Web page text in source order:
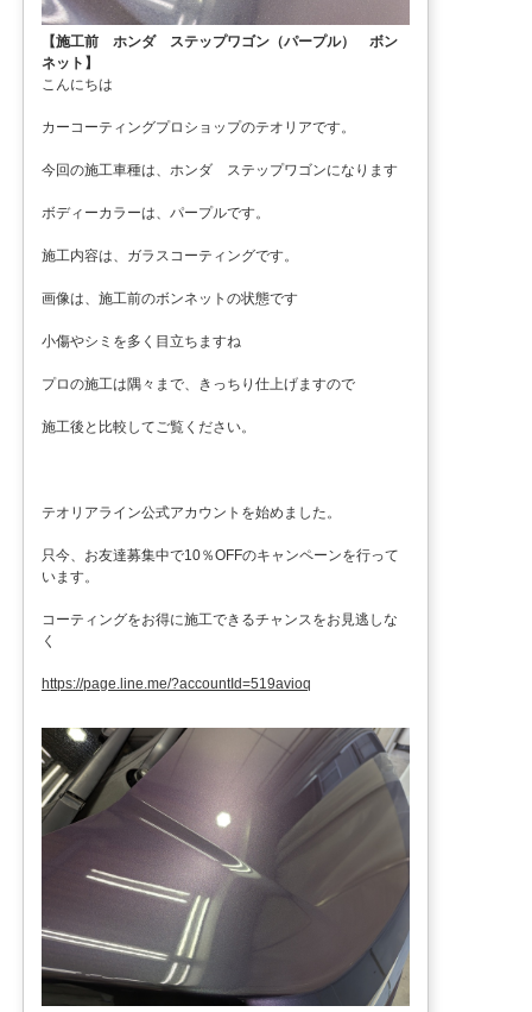
【施工前 ホンダ ステップワゴン（パープル） ボン
ネット】
こんにちは
カーコーティングプロショップのテオリアです。
今回の施工車種は、ホンダ ステップワゴンになります
ボディーカラーは、パープルです。
施工内容は、ガラスコーティングです。
画像は、施工前のボンネットの状態です
小傷やシミを多く目立ちますね
プロの施工は隅々まで、きっちり仕上げますので
施工後と比較してご覧ください。
テオリアライン公式アカウントを始めました。
只今、お友達募集中で10％OFFのキャンペーンを行って
います。
コーティングをお得に施工できるチャンスをお見逃しな
く
https://page.line.me/?accountId=519avioq